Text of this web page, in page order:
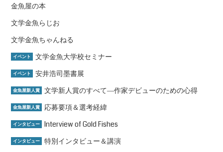
金魚屋の本
文学金魚らじお
文学金魚ちゃんねる
イベント 文学金魚大学校セミナー
イベント 安井浩司墨書展
金魚屋新人賞 文学新人賞のすべて―作家デビューのための心得
金魚屋新人賞 応募要項＆選考経緯
インタビュー Interview of Gold Fishes
インタビュー 特別インタビュー＆講演